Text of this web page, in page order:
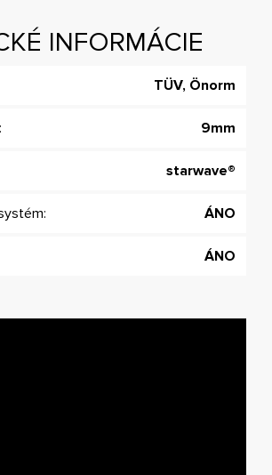
INFORMÁCIE
TÜV, Önorm
9mm
starwave®
ÁNO
ÁNO